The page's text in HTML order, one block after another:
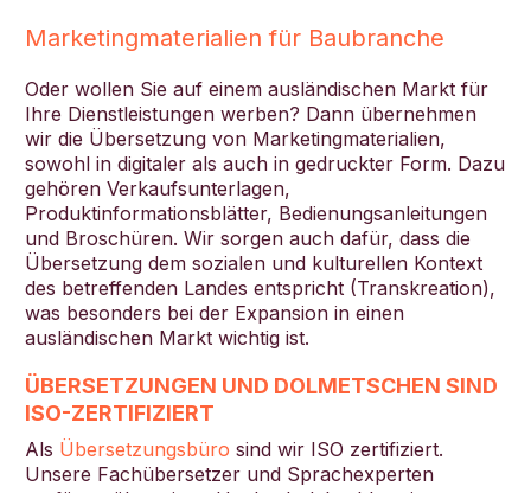
Marketingmaterialien für Baubranche
Oder wollen Sie auf einem ausländischen Markt für
Ihre Dienstleistungen werben? Dann übernehmen
wir die Übersetzung von Marketingmaterialien,
sowohl in digitaler als auch in gedruckter Form. Dazu
gehören Verkaufsunterlagen,
Produktinformationsblätter, Bedienungsanleitungen
und Broschüren. Wir sorgen auch dafür, dass die
Übersetzung dem sozialen und kulturellen Kontext
des betreffenden Landes entspricht (Transkreation),
was besonders bei der Expansion in einen
ausländischen Markt wichtig ist.
ÜBERSETZUNGEN UND DOLMETSCHEN SIND
ISO-ZERTIFIZIERT
Als Übersetzungsbüro sind wir ISO zertifiziert.
Unsere Fachübersetzer und Sprachexperten